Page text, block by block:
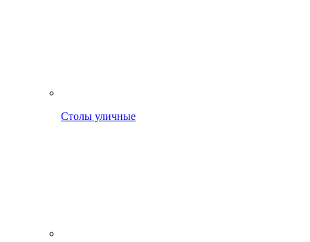
Столы уличные